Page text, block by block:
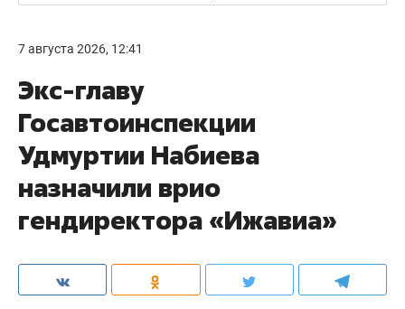
7 августа 2026, 12:41
Экс-главу
Госавтоинспекции
Удмуртии Набиева
назначили врио
гендиректора «Ижавиа»